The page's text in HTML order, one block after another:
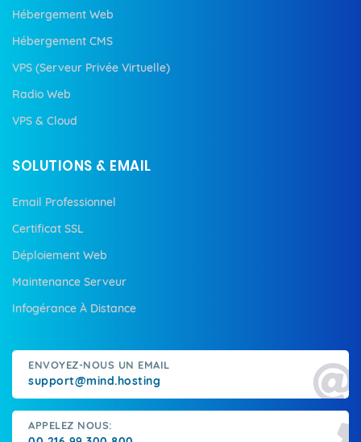
Hébergement Web
Hébergement CMS
VPS (Serveur Privée Virtuelle)
Radio Web
VPS & Cloud
SOLUTIONS & EMAIL
Email Professionnel
Certificat SSL
Déploiement Web
Maintenance Serveur
Infogérance À Distance
ENVOYEZ-NOUS UN EMAIL
support@mind.hosting
APPELEZ NOUS: